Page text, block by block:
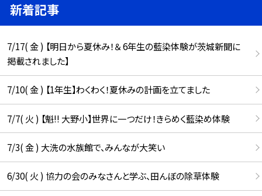
新着記事
7/17( 金 ) 【明日から夏休み！＆ 6年生の藍染体験が茨城新聞に
掲載されました】
7/10( 金 ) 【1年生】わくわく！夏休みの計画を立てました
7/7( 火 ) 【魁!! 大野小】世界に一つだけ！きらめく藍染め体験
7/3( 金 ) 大洗の水族館で、みんなが大笑い
6/30( 火 ) 協力の会のみなさんと学ぶ、田んぼの除草体験